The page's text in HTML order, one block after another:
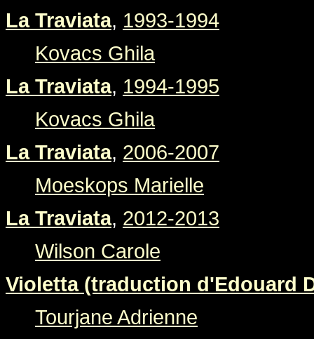
La Traviata, 1993-1994
Kovacs Ghila
La Traviata, 1994-1995
Kovacs Ghila
La Traviata, 2006-2007
Moeskops Marielle
La Traviata, 2012-2013
Wilson Carole
Violetta (traduction d'Edouard
Tourjane Adrienne